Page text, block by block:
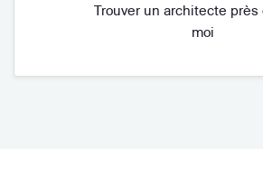
Trouver un architecte près
moi